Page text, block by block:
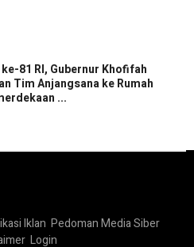
81 RI, Gubernur Khofifah
Tim Anjangsana ke Rumah
...
Iklan Pedoman Media Siber
Login